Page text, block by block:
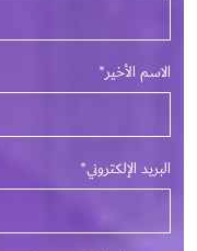
الاسم الأخير*
البريد الإلكتروني *